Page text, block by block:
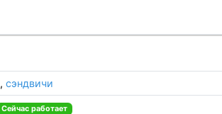
, сэндвичи
Сейчас работает